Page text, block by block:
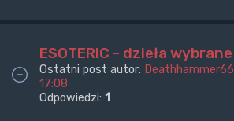
ESOTERIC - dzieła wybrane
Ostatni post autor: Deathhammer66
17:08
Odpowiedzi: 1